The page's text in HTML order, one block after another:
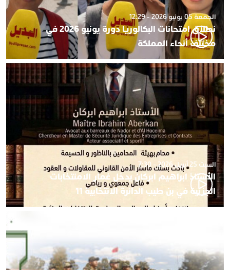
الجمعة 05 يونيو 2026 - 12:29
نطلاق امتحانات البكالوريا دورة يونيو 2026 في
مختلف أنحاء المملكة
السبت 25 أبريل 2026 - 7:30
الأستاذ ابراهيم ابركان يدخل غمار الامنتخابات
الجزئية في بن طيب الدائرة الانتخابية 11